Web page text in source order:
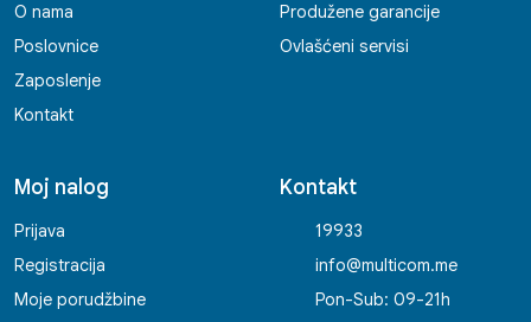
O nama
Poslovnice
Zaposlenje
Kontakt
Produžene garancije
Ovlašćeni servisi
Moj nalog
Prijava
Registracija
Moje porudžbine
Kontakt
19933
info@multicom.me
Pon-Sub: 09-21h